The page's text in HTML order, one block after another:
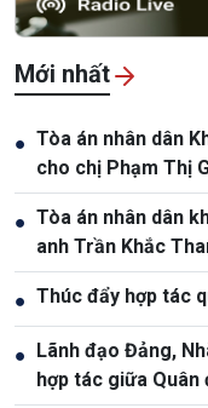
Mới nhất
● Tòa án nhân dân
cho chị Phạm Thị
● Tòa án nhân dân
anh Trần Khắc
● Thúc đẩy hợp tác
● Lãnh đạo Đảng,
hợp tác giữa Quân